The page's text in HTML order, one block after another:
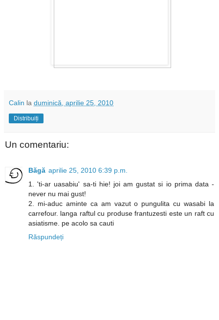
Calin la duminică, aprilie 25, 2010
Distribuiți
Un comentariu:
Băgă aprilie 25, 2010 6:39 p.m.
1. 'ti-ar uasabiu' sa-ti hie! joi am gustat si io prima data -
never nu mai gust!
2. mi-aduc aminte ca am vazut o pungulita cu wasabi la
carrefour. langa raftul cu produse frantuzesti este un raft cu
asiatisme. pe acolo sa cauti
Răspundeți